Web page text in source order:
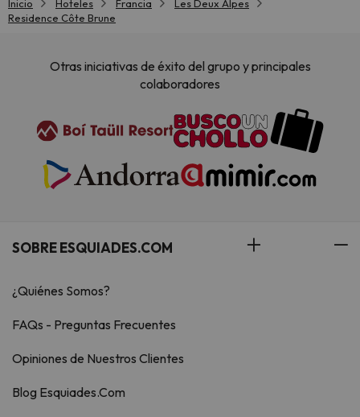
Inicio Hoteles Francia
Les Deux Alpes
Residence Côte Brune
Otras iniciativas de éxito del grupo y principales
colaboradores
SOBRE ESQUIADES.COM
¿Quiénes Somos?
FAQs - Preguntas Frecuentes
Opiniones de Nuestros Clientes
Blog Esquiades.Com